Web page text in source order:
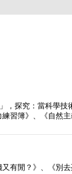
探究：當科學
習簿》、《自然
有閒？》、《別